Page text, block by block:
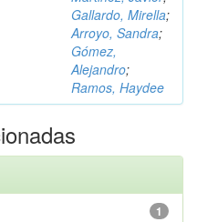
Gallardo, Mirella;
Arroyo, Sandra;
Gómez,
Alejandro;
Ramos, Haydee
1